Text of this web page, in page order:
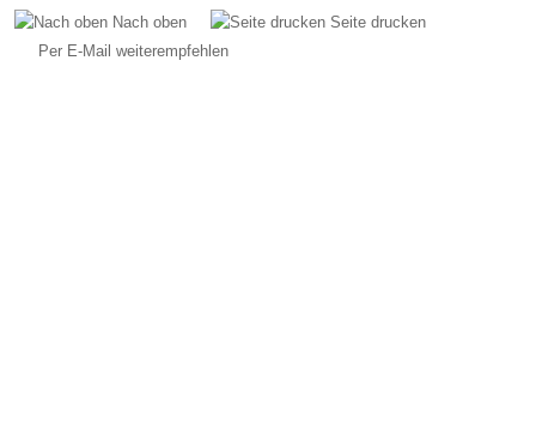
Nach oben
Seite drucken
Per E-Mail weiterempfehlen